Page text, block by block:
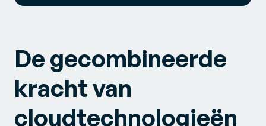
De gecombineerde
kracht van
cloudtechnologieën